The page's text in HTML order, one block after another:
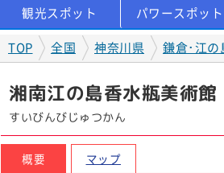
観光スポット パワースポット
TOP
全国 神奈川県 鎌倉･江の
湘南江の島香水瓶美術館
すいびんびじゅつかん
概要 マップ